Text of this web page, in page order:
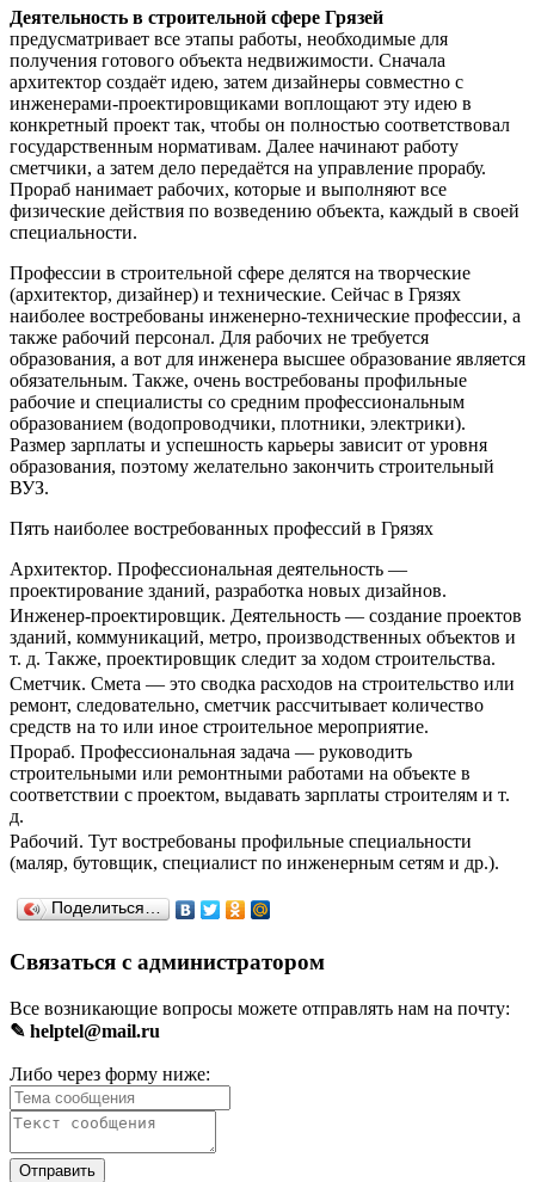
Деятельность в строительной сфере Грязей
предусматривает все этапы работы, необходимые для
получения готового объекта недвижимости. Сначала
архитектор создаёт идею, затем дизайнеры совместно с
инженерами-проектировщиками воплощают эту идею в
конкретный проект так, чтобы он полностью соответствовал
государственным нормативам. Далее начинают работу
сметчики, а затем дело передаётся на управление прорабу.
Прораб нанимает рабочих, которые и выполняют все
физические действия по возведению объекта, каждый в своей
специальности.
Профессии в строительной сфере делятся на творческие
(архитектор, дизайнер) и технические. Сейчас в Грязях
наиболее востребованы инженерно-технические профессии, а
также рабочий персонал. Для рабочих не требуется
образования, а вот для инженера высшее образование является
обязательным. Также, очень востребованы профильные
рабочие и специалисты со средним профессиональным
образованием (водопроводчики, плотники, электрики).
Размер зарплаты и успешность карьеры зависит от уровня
образования, поэтому желательно закончить строительный
ВУЗ.
Пять наиболее востребованных профессий в Грязях
Архитектор. Профессиональная деятельность —
проектирование зданий, разработка новых дизайнов.
Инженер-проектировщик. Деятельность — создание проектов
зданий, коммуникаций, метро, производственных объектов и
т. д. Также, проектировщик следит за ходом строительства.
Сметчик. Смета — это сводка расходов на строительство или
ремонт, следовательно, сметчик рассчитывает количество
средств на то или иное строительное мероприятие.
Прораб. Профессиональная задача — руководить
строительными или ремонтными работами на объекте в
соответствии с проектом, выдавать зарплаты строителям и т.
д.
Рабочий. Тут востребованы профильные специальности
(маляр, бутовщик, специалист по инженерным сетям и др.).
Поделиться…
Связаться с администратором
Все возникающие вопросы можете отправлять нам на почту:
✎ helptel@mail.ru
Либо через форму ниже: